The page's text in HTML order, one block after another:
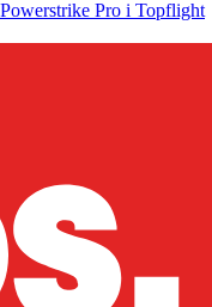
Pro i Topflight